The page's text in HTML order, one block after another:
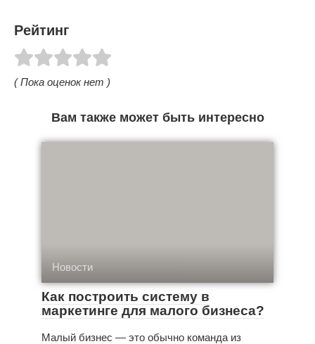
Рейтинг
( Пока оценок нет )
Вам также может быть интересно
Новости
Как построить систему в
маркетинге для малого бизнеса?
Малый бизнес — это обычно команда из